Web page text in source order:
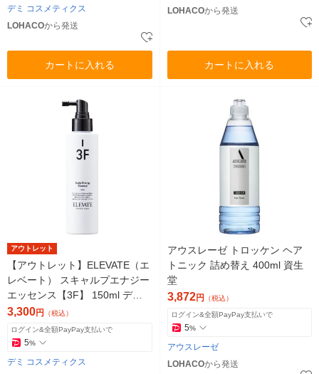
デミ コスメティクス
LOHACOから発送
カートに入れる
LOHACOから発送
カートに入れる
アウトレット
【アウトレット】ELEVATE（エ
レベート） スキャルプエナジー
エッセンス【3F】 150ml デミ
コスメティクス
3,300円 （税込）
ログイン&全額PayPay支払いで
5%
デミ コスメティクス
アウスレーゼ トロッケン ヘア
トニック 詰め替え 400ml 資生
堂
3,872円 （税込）
ログイン&全額PayPay支払いで
5%
アウスレーゼ
LOHACOから発送